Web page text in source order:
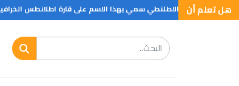
هل تعلم أن
وان المحيط الاطلنطي سمي بهذا الاسم على قارة اطلانطس الخرافيه